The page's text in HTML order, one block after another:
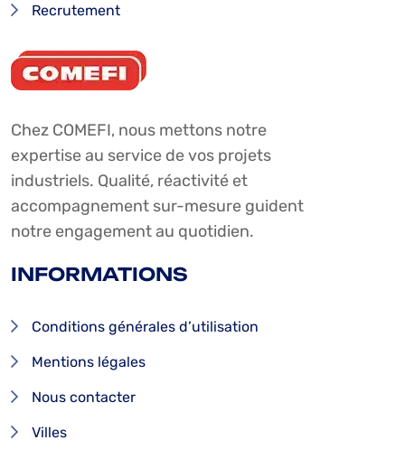
Recrutement
Chez COMEFI, nous mettons notre
expertise au service de vos projets
industriels. Qualité, réactivité et
accompagnement sur-mesure guident
notre engagement au quotidien.
INFORMATIONS
Conditions générales d’utilisation
Mentions légales
Nous contacter
Villes